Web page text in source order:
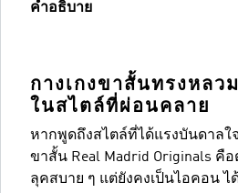
คำอธิบาย
กางเกงขาสั้นทรงหลว
ในสไตล์ที่ผ่อนคลาย
หากพูดถึงสไตล์ที่ได้แรงบันดาลใ
ขาสั้น Real Madrid Originals คื
ลุคสบาย ๆ แต่ยังคงเป็นไอคอน ไ